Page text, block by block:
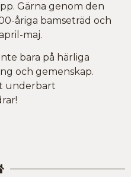
Gärna genom den
åriga bamseträd och
maj.
bara på härliga
och gemenskap.
underbart